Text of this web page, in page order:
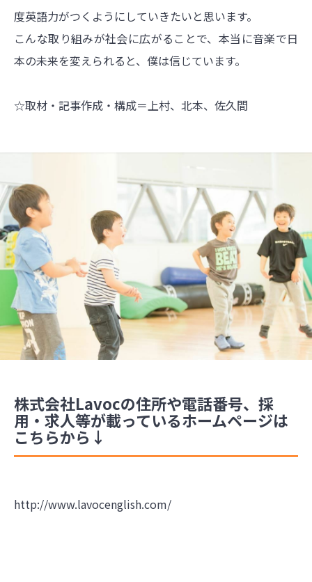
度英語力がつくようにしていきたいと思います。
こんな取り組みが社会に広がることで、本当に音楽で日
本の未来を変えられると、僕は信じています。
☆取材・記事作成・構成＝上村、北本、佐久間
株式会社Lavocの住所や電話番号、採
用・求人等が載っているホームページは
こちらから↓
http://www.lavocenglish.com/